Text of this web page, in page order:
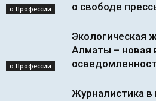
о Профессии
о свободе
о Профессии
Экологическая
Алматы – новая
Журналистика в